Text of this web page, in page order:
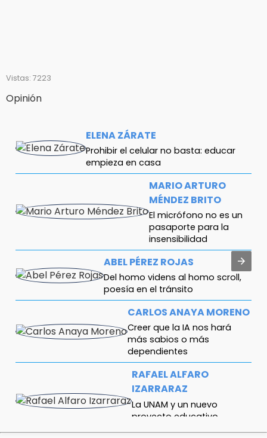
Vistas: 7223
Opinión
ELENA ZÁRATE
Prohibir el celular no basta: educar
empieza en casa
MARIO ARTURO
MÉNDEZ BRITO
El micrófono no es un
pasaporte para la
insensibilidad
ABEL PÉREZ ROJAS
Del homo videns al homo scroll,
poesía en el tránsito
CARLOS ANAYA MORENO
Creer que la IA nos hará
más sabios o más
dependientes
RAFAEL ALFARO
IZARRARAZ
La UNAM y un nuevo
proyecto educativo